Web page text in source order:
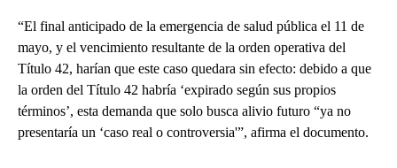
“El final anticipado de la emergencia de salud pública el 11 de
mayo, y el vencimiento resultante de la orden operativa del
Título 42, harían que este caso quedara sin efecto: debido a que
la orden del Título 42 habría ‘expirado según sus propios
términos’, esta demanda que solo busca alivio futuro “ya no
presentaría un ‘caso real o controversia'”, afirma el documento.